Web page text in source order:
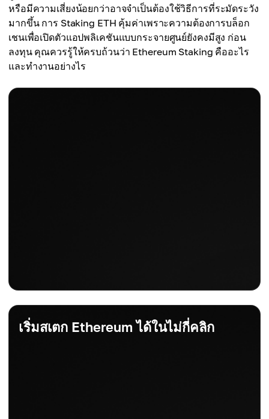
หรือมีความเสี่ยงน้อยกว่าอาจจำเป็นต้องใช้วิธีการที่ระมัดระวัง
มากขึ้น การ Staking ETH คุ้มค่าเพราะความต้องการบล็อก
เชนเพื่อเปิดตัวแอปพลิเคชันแบบกระจายศูนย์ยังคงมีสูง ก่อน
ลงทุน คุณควรรู้ให้ครบถ้วนว่า Ethereum Staking คืออะไร
และทำงานอย่างไร
เริ่มสเตก Ethereum ได้ในไม่กี่คลิก